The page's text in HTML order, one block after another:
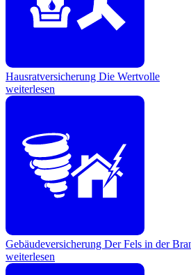
Hausratversicherung Die Wertvolle
weiterlesen
Gebäudeversicherung Der Fels in der
weiterlesen